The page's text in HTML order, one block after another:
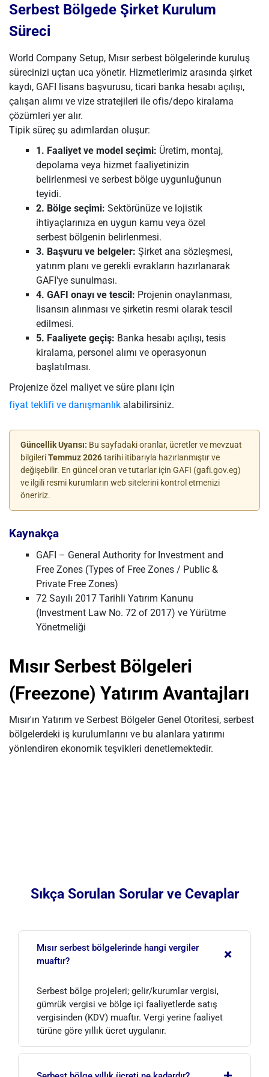
Serbest Bölgede Şirket Kurulum
Süreci
World Company Setup, Mısır serbest bölgelerinde kuruluş
sürecinizi uçtan uca yönetir. Hizmetlerimiz arasında şirket
kaydı, GAFI lisans başvurusu, ticari banka hesabı açılışı,
çalışan alımı ve vize stratejileri ile ofis/depo kiralama
çözümleri yer alır.
Tipik süreç şu adımlardan oluşur:
1. Faaliyet ve model seçimi: Üretim, montaj,
depolama veya hizmet faaliyetinizin
belirlenmesi ve serbest bölge uygunluğunun
teyidi.
2. Bölge seçimi: Sektörünüze ve lojistik
ihtiyaçlarınıza en uygun kamu veya özel
serbest bölgenin belirlenmesi.
3. Başvuru ve belgeler: Şirket ana sözleşmesi,
yatırım planı ve gerekli evrakların hazırlanarak
GAFI'ye sunulması.
4. GAFI onayı ve tescil: Projenin onaylanması,
lisansın alınması ve şirketin resmi olarak tescil
edilmesi.
5. Faaliyete geçiş: Banka hesabı açılışı, tesis
kiralama, personel alımı ve operasyonun
başlatılması.
Projenize özel maliyet ve süre planı için
fiyat teklifi ve danışmanlık alabilirsiniz.
Güncellik Uyarısı: Bu sayfadaki oranlar, ücretler ve mevzuat
bilgileriTemmuz 2026tarihi itibarıyla hazırlanmıştır ve
değişebilir. En güncel oran ve tutarlar için GAFI (gafi.gov.eg)
ve ilgili resmi kurumların web sitelerini kontrol etmenizi
öneririz.
Kaynakça
GAFI – General Authority for Investment and
Free Zones (Types of Free Zones / Public &
Private Free Zones)
72 Sayılı 2017 Tarihli Yatırım Kanunu
(Investment Law No. 72 of 2017) ve Yürütme
Yönetmeliği
Mısır Serbest Bölgeleri
(Freezone) Yatırım Avantajları
Mısır'ın Yatırım ve Serbest Bölgeler Genel Otoritesi, serbest
bölgelerdeki iş kurulumlarını ve bu alanlara yatırımı
yönlendiren ekonomik teşvikleri denetlemektedir.
Sıkça Sorulan Sorular ve Cevaplar
Mısır serbest bölgelerinde hangi vergiler
muaftır?
+
Serbest bölge projeleri; gelir/kurumlar vergisi,
gümrük vergisi ve bölge içi faaliyetlerde satış
vergisinden (KDV) muaftır. Vergi yerine faaliyet
türüne göre yıllık ücret uygulanır.